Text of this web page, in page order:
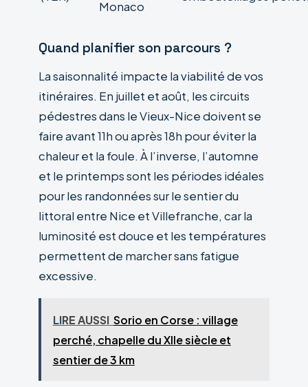
Monaco
Quand planifier son parcours ?
La saisonnalité impacte la viabilité de vos
itinéraires. En juillet et août, les circuits
pédestres dans le Vieux-Nice doivent se
faire avant 11h ou après 18h pour éviter la
chaleur et la foule. À l’inverse, l’automne
et le printemps sont les périodes idéales
pour les randonnées sur le sentier du
littoral entre Nice et Villefranche, car la
luminosité est douce et les températures
permettent de marcher sans fatigue
excessive.
LIRE AUSSI Sorio en Corse : village
perché, chapelle du XIIe siècle et
sentier de 3 km